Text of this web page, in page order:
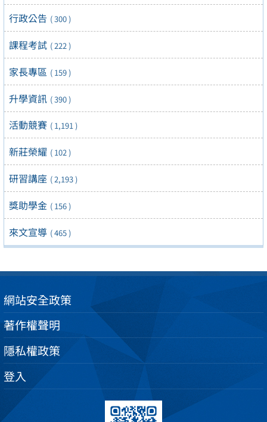
行政公告 ( 300 )
課程考試 ( 222 )
家長專區 ( 159 )
升學資訊 ( 390 )
活動競賽 ( 1,191 )
新莊榮耀 ( 102 )
研習講座 ( 2,193 )
獎助學金 ( 156 )
來文宣導 ( 465 )
網站安全政策
著作權聲明
隱私權政策
登入